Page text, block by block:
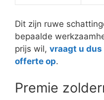
Dit zijn ruwe
bepaalde
prijs wil, vraagt u
offerte op.
Premie